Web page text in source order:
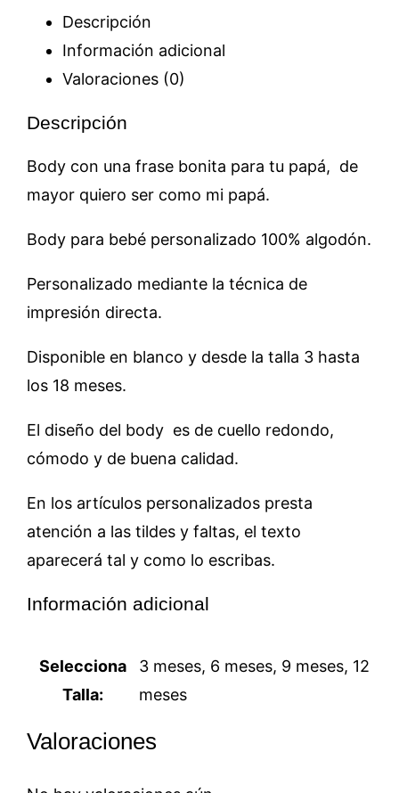
cantidadDescripción
Información adicional
Valoraciones (0)
Descripción
Body con una frase bonita para tu papá, de
mayor quiero ser como mi papá.
Body para bebé personalizado 100% algodón.
Personalizado mediante la técnica de
impresión directa.
Disponible en blanco y desde la talla 3 hasta
los 18 meses.
El diseño del body es de cuello redondo,
cómodo y de buena calidad.
En los artículos personalizados presta
atención a las tildes y faltas, el texto
aparecerá tal y como lo escribas.
Información adicional
Selecciona
Talla:
3 meses, 6 meses, 9 meses, 12
meses
Valoraciones